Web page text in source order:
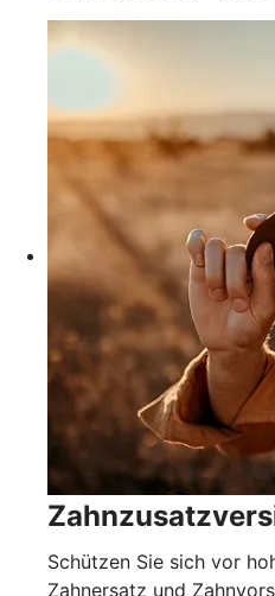
Schützen Sie sich vor
Zahnersatz und